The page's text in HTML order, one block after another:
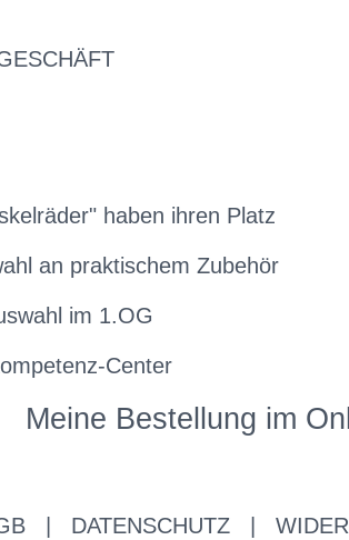
haben ihren Platz
an praktischem Zubehör
im 1.OG
Center
Meine Bestellung im
DATENSCHUTZ